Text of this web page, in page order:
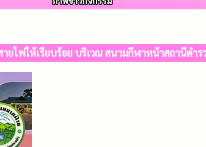
ไฟให้เรียบร้อย บริเวณ สนามกีฬาหน้าสถานีตำร